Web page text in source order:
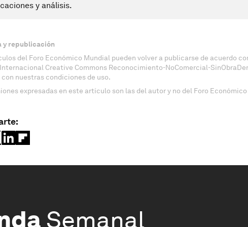
y análisis.
y republicación
del Foro Económico Mundial pueden volver a publicarse de acuerdo
Creative Commons Reconocimiento-NoComercial-
con nuestras condiciones de uso.
expresadas en este artículo son las del autor y no del Foro
Semanal